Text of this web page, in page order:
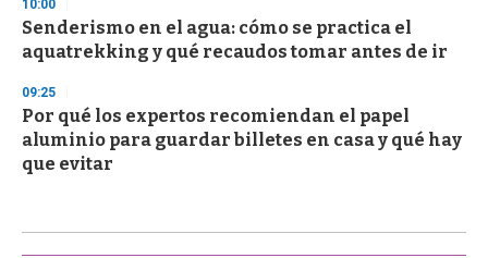
10:00
Senderismo en el agua: cómo se practica el
aquatrekking y qué recaudos tomar antes de ir
09:25
Por qué los expertos recomiendan el papel
aluminio para guardar billetes en casa y qué hay
que evitar